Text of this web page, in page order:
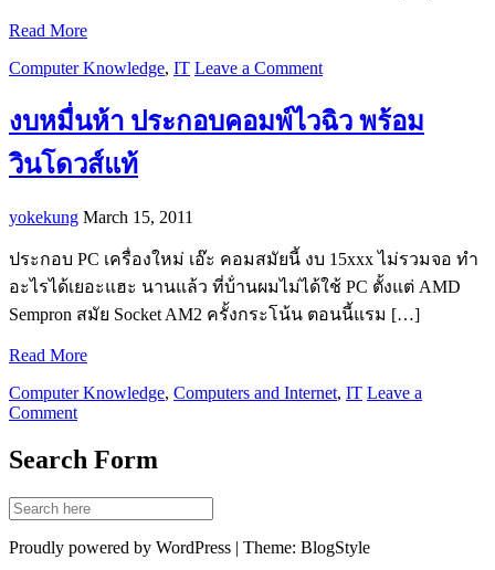
Read More
Computer Knowledge, IT Leave a Comment
งบหมื่นห้า ประกอบคอมพ์ไวฉิว พร้อม
วินโดวส์แท้
yokekung March 15, 2011
ประกอบ PC เครื่องใหม่ เอ๊ะ คอมสมัยนี้ งบ 15xxx ไม่รวมจอ ทำ
อะไรได้เยอะแฮะ นานแล้ว ที่บ้่านผมไม่ได้ใช้ PC ตั้งแต่ AMD
Sempron สมัย Socket AM2 ครั้งกระโน้น ตอนนี้แรม […]
Read More
Computer Knowledge, Computers and Internet, IT Leave a
Comment
Search Form
Proudly powered by WordPress | Theme: BlogStyle